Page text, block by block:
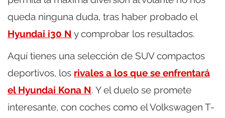
queda ninguna duda, tras haber probado el
Hyundai i30 N y comprobar los resultados.
Aquí tienes una selección de SUV compactos
deportivos, los rivales a los que se enfrentará
el Hyundai Kona N. Y el duelo se promete
interesante, con coches como el Volkswagen T-